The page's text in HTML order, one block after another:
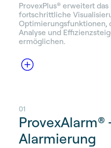
ProvexPlus® erweitert
fortschrittliche
Optimierungsfunktionen,
Analyse und
ermöglichen.
01
ProvexAlarm®
Alarmierung